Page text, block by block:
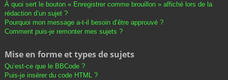
À quoi sert le bouton « Enregistrer comme brouillon » affiché lors de la
rédaction d’un sujet ?
Pourquoi mon message a-t-il besoin d’être approuvé ?
Comment puis-je remonter mes sujets ?
Mise en forme et types de sujets
Qu’est-ce que le BBCode ?
Puis-je insérer du code HTML ?